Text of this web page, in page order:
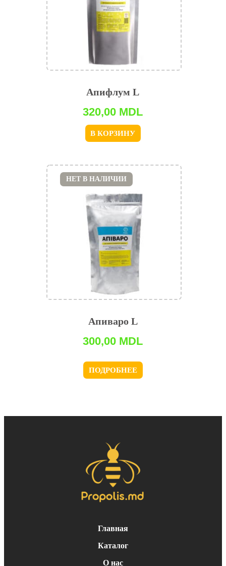
Апифлум L
320,00 MDL
В КОРЗИНУ
Апиваро L
300,00 MDL
ПОДРОБНЕЕ
НЕТ В НАЛИЧИИ
Главная
Каталог
О нас